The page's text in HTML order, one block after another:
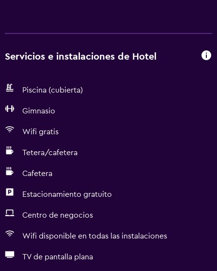
Servicios e instalaciones de Hotel
Piscina (cubierta)
Gimnasio
Wifi gratis
Tetera/cafetera
Cafetera
Estacionamiento gratuito
Centro de negocios
Wifi disponible en todas las instalaciones
TV de pantalla plana